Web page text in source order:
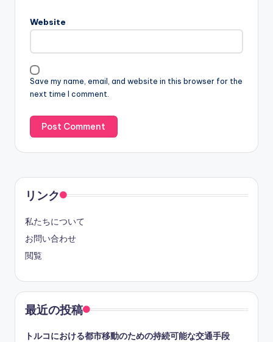
Website
Save my name, email, and website in this browser for the
next time I comment.
リンク
私たちについて
お問い合わせ
閲覧
最近の投稿
トルコにおける都市移動のための持続可能な交通手段